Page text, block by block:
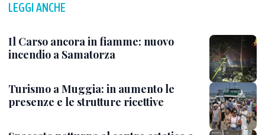
LEGGI ANCHE
Il Carso ancora in fiamme: nuovo
incendio a Samatorza
Turismo a Muggia: in aumento le
presenze e le strutture ricettive